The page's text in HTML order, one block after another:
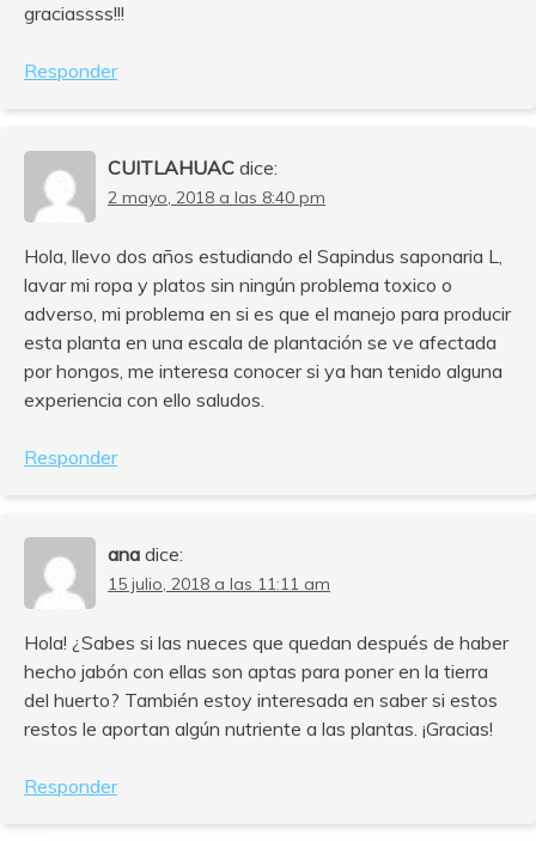
graciassss!!!
Responder
CUITLAHUAC dice:
2 mayo, 2018 a las 8:40 pm
Hola, llevo dos años estudiando el Sapindus saponaria L,
lavar mi ropa y platos sin ningún problema toxico o
adverso, mi problema en si es que el manejo para producir
esta planta en una escala de plantación se ve afectada
por hongos, me interesa conocer si ya han tenido alguna
experiencia con ello saludos.
Responder
ana dice:
15 julio, 2018 a las 11:11 am
Hola! ¿Sabes si las nueces que quedan después de haber
hecho jabón con ellas son aptas para poner en la tierra
del huerto? También estoy interesada en saber si estos
restos le aportan algún nutriente a las plantas. ¡Gracias!
Responder